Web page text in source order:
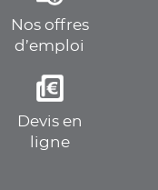
Nos offres
d’emploi
Devis en
ligne